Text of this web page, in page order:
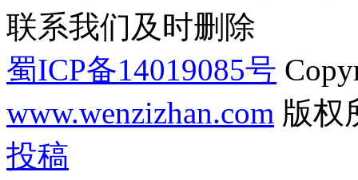
联系我们及时删除
蜀ICP备14019085号
www.wenzizhan.com 版权
投稿